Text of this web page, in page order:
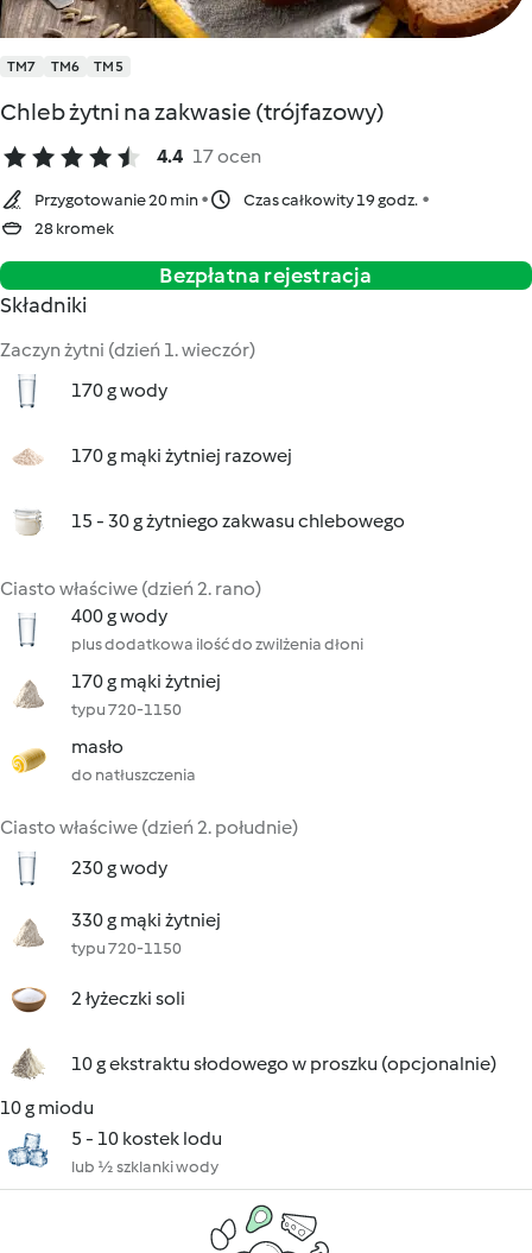
TM7 TM6 TM5
Chleb żytni na zakwasie (trójfazowy)
4.4 17 ocen
Przygotowanie 20 min
Czas całkowity 19 godz.
28 kromek
Bezpłatna rejestracja
Składniki
Zaczyn żytni (dzień 1. wieczór)
170 g wody
170 g mąki żytniej razowej
15 - 30 g żytniego zakwasu chlebowego
Ciasto właściwe (dzień 2. rano)
400 g wody
plus dodatkowa ilość do zwilżenia dłoni
170 g mąki żytniej
typu 720-1150
masło
do natłuszczenia
Ciasto właściwe (dzień 2. południe)
230 g wody
330 g mąki żytniej
typu 720-1150
2 łyżeczki soli
10 g ekstraktu słodowego w proszku (opcjonalnie)
10 g miodu
5 - 10 kostek lodu
lub ½ szklanki wody